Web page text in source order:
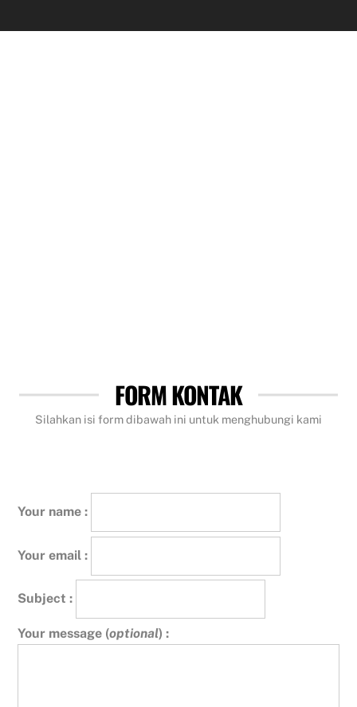
FORM KONTAK
Silahkan isi form dibawah ini untuk menghubungi kami
Your name :
Your email :
Subject :
Your message (optional) :